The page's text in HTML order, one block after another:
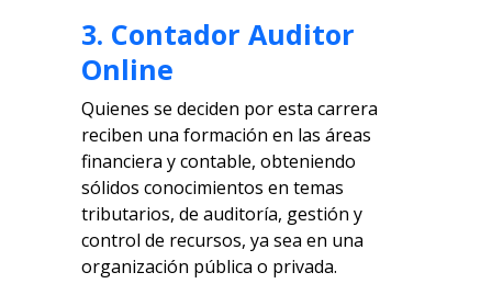
3. Contador Auditor
Online
Quienes se deciden por esta carrera
reciben una formación en las áreas
financiera y contable, obteniendo
sólidos conocimientos en temas
tributarios, de auditoría, gestión y
control de recursos, ya sea en una
organización pública o privada.